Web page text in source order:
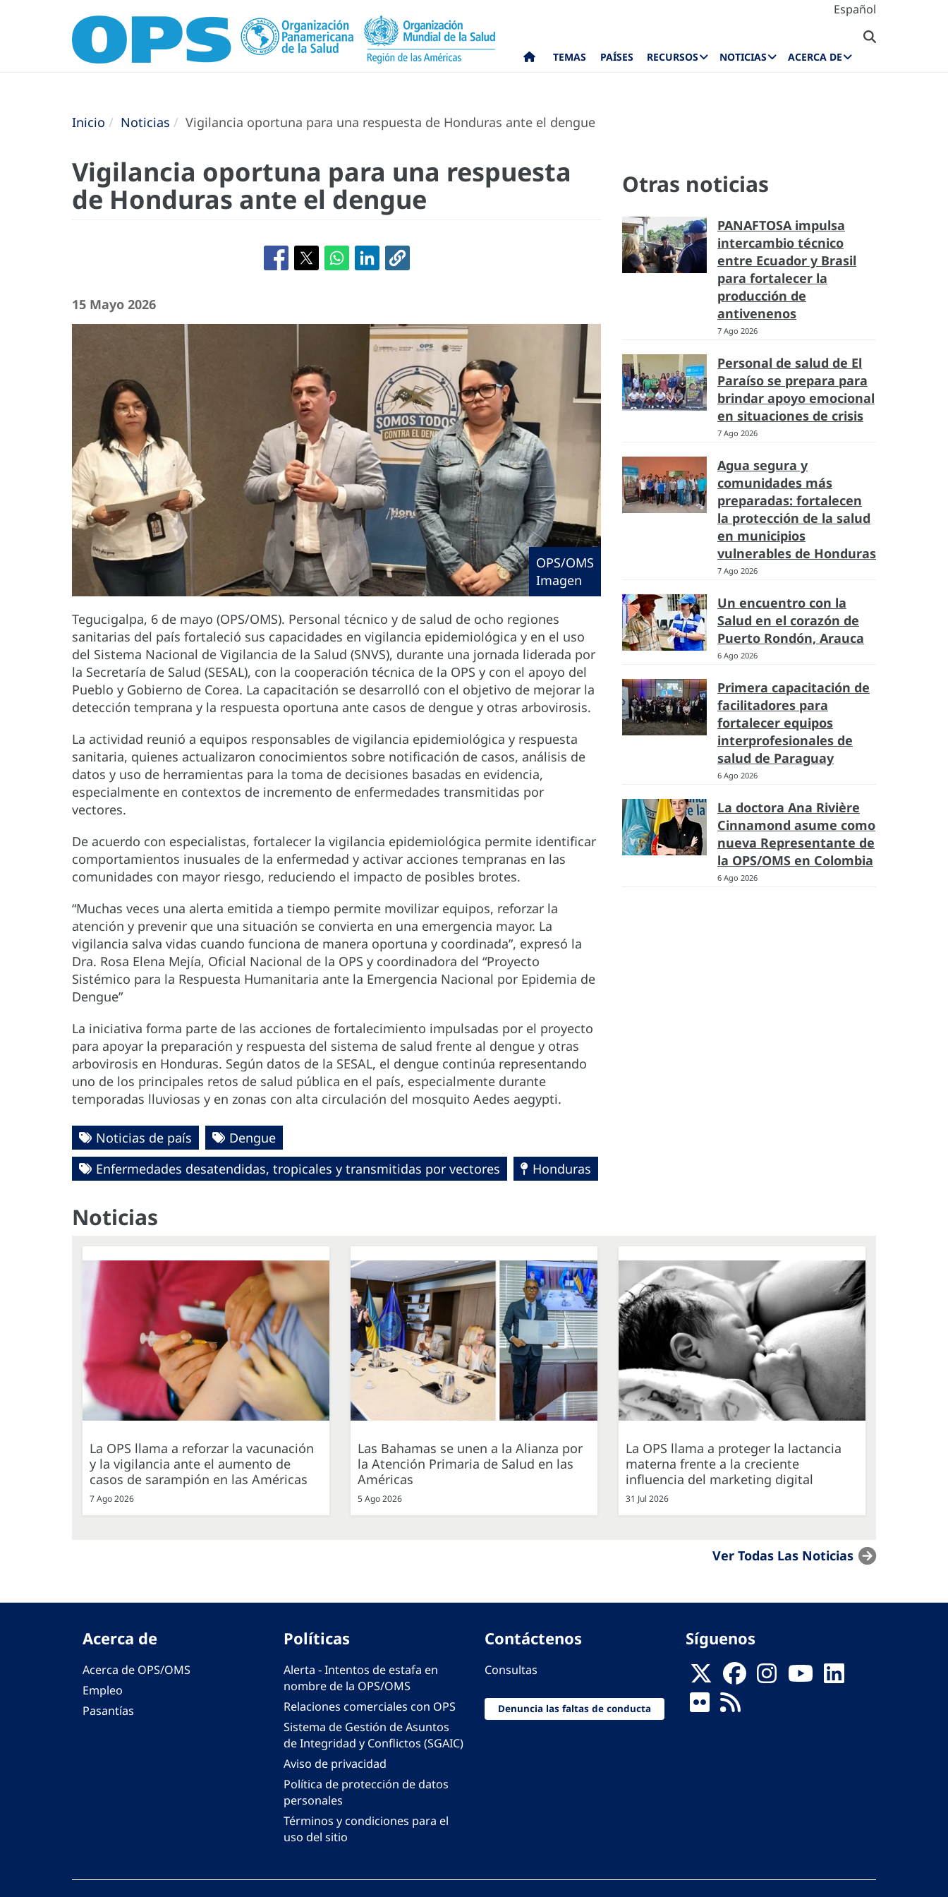
Español
TEMAS PAÍSES RECURSOS NOTICIAS ACERCA DE
Inicio Noticias Vigilancia oportuna para una respuesta de Honduras ante el dengue
Vigilancia oportuna para una respuesta
de Honduras ante el dengue
15 Mayo 2026
OPS/OMS
Imagen
Tegucigalpa, 6 de mayo (OPS/OMS). Personal técnico y de salud de ocho regiones
sanitarias del país fortaleció sus capacidades en vigilancia epidemiológica y en el uso
del Sistema Nacional de Vigilancia de la Salud (SNVS), durante una jornada liderada por
la Secretaría de Salud (SESAL), con la cooperación técnica de la OPS y con el apoyo del
Pueblo y Gobierno de Corea. La capacitación se desarrolló con el objetivo de mejorar la
detección temprana y la respuesta oportuna ante casos de dengue y otras arbovirosis.
La actividad reunió a equipos responsables de vigilancia epidemiológica y respuesta
sanitaria, quienes actualizaron conocimientos sobre notificación de casos, análisis de
datos y uso de herramientas para la toma de decisiones basadas en evidencia,
especialmente en contextos de incremento de enfermedades transmitidas por
vectores.
De acuerdo con especialistas, fortalecer la vigilancia epidemiológica permite identificar
comportamientos inusuales de la enfermedad y activar acciones tempranas en las
comunidades con mayor riesgo, reduciendo el impacto de posibles brotes.
“Muchas veces una alerta emitida a tiempo permite movilizar equipos, reforzar la
atención y prevenir que una situación se convierta en una emergencia mayor. La
vigilancia salva vidas cuando funciona de manera oportuna y coordinada”, expresó la
Dra. Rosa Elena Mejía, Oficial Nacional de la OPS y coordinadora del “Proyecto
Sistémico para la Respuesta Humanitaria ante la Emergencia Nacional por Epidemia de
Dengue”
La iniciativa forma parte de las acciones de fortalecimiento impulsadas por el proyecto
para apoyar la preparación y respuesta del sistema de salud frente al dengue y otras
arbovirosis en Honduras. Según datos de la SESAL, el dengue continúa representando
uno de los principales retos de salud pública en el país, especialmente durante
temporadas lluviosas y en zonas con alta circulación del mosquito Aedes aegypti.
Noticias de país
Dengue
Enfermedades desatendidas, tropicales y transmitidas por vectores
Honduras
Otras noticias
PANAFTOSA impulsa
intercambio técnico
entre Ecuador y Brasil
para fortalecer la
producción de
antivenenos
7 Ago 2026
Personal de salud de El
Paraíso se prepara para
brindar apoyo emocional
en situaciones de crisis
7 Ago 2026
Agua segura y
comunidades más
preparadas: fortalecen
la protección de la salud
en municipios
vulnerables de Honduras
7 Ago 2026
Un encuentro con la
Salud en el corazón de
Puerto Rondón, Arauca
6 Ago 2026
Primera capacitación de
facilitadores para
fortalecer equipos
interprofesionales de
salud de Paraguay
6 Ago 2026
La doctora Ana Rivière
Cinnamond asume como
nueva Representante de
la OPS/OMS en Colombia
6 Ago 2026
Noticias
La OPS llama a reforzar la vacunación
y la vigilancia ante el aumento de
casos de sarampión en las Américas
7 Ago 2026
Las Bahamas se unen a la Alianza por
la Atención Primaria de Salud en las
Américas
5 Ago 2026
La OPS llama a proteger la lactancia
materna frente a la creciente
influencia del marketing digital
31 Jul 2026
Ver Todas Las Noticias
Acerca de
Acerca de OPS/OMS
Empleo
Pasantías
Políticas
Alerta - Intentos de estafa en
nombre de la OPS/OMS
Relaciones comerciales con OPS
Sistema de Gestión de Asuntos
de Integridad y Conflictos (SGAIC)
Aviso de privacidad
Política de protección de datos
personales
Términos y condiciones para el
uso del sitio
Contáctenos
Consultas
Denuncia las faltas de conducta
Síguenos